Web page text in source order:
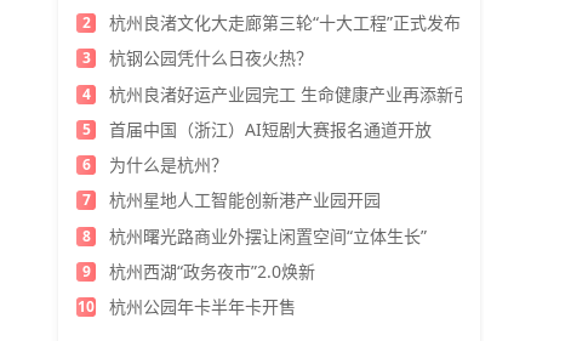
2 杭州良渚文化大走廊第三轮“十大工程”正式发布
3 杭钢公园凭什么日夜火热？
4 杭州良渚好运产业园完工 生命健康产业再添新引擎
5 首届中国（浙江）AI短剧大赛报名通道开放
6 为什么是杭州？
7 杭州星地人工智能创新港产业园开园
8 杭州曙光路商业外摆让闲置空间“立体生长”
9 杭州西湖“政务夜市”2.0焕新
10 杭州公园年卡半年卡开售